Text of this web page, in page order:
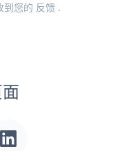
到您的 反馈 .